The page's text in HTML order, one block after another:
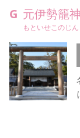
G 元伊勢籠
もといせこのじ